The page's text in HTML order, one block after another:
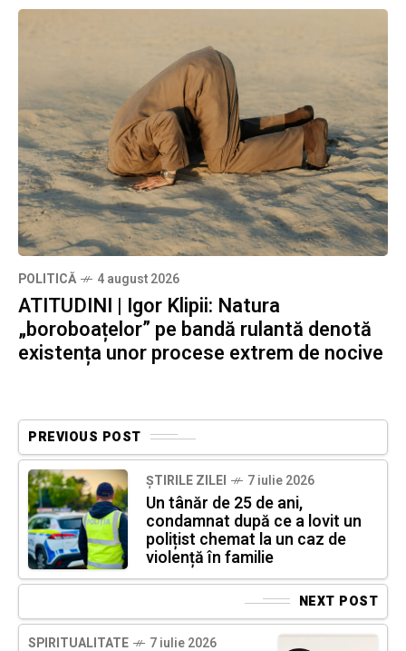
POLITICĂ 4 august 2026
ATITUDINI | Igor Klipii: Natura
„boroboațelor” pe bandă rulantă denotă
existența unor procese extrem de nocive
PREVIOUS POST
ȘTIRILE ZILEI 7 iulie 2026
Un tânăr de 25 de ani,
condamnat după ce a lovit un
polițist chemat la un caz de
violență în familie
NEXT POST
SPIRITUALITATE 7 iulie 2026